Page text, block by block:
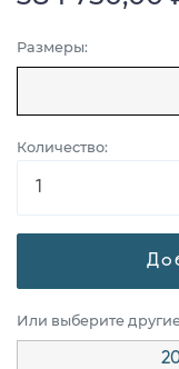
Размеры:
Количество:
Или выберите